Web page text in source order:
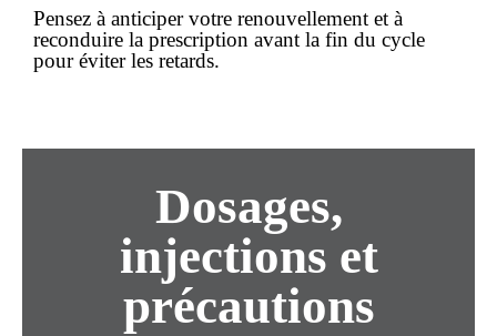
Pensez à anticiper votre renouvellement et à
reconduire la prescription avant la fin du cycle
pour éviter les retards.
Dosages,
injections et
précautions